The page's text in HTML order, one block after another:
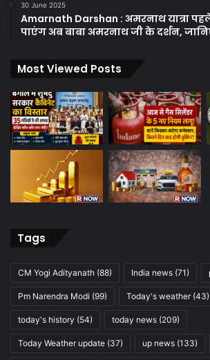
30 June 2025
Amarnath Darshan : अमरनाथ यात्रा
पाएंग अब बाबा अमरनाथ जी के दर्शन,
Most Viewed Posts
Tags
CM Yogi Adityanath (88) India news (71)
Pm Narendra Modi (99) Today's weather(43)
today's history (54) today news (209)
Today Weather update (37) up news (133)